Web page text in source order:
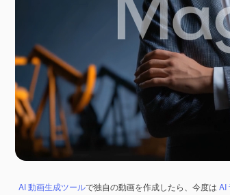
AI 動画生成ツールで独自の動画を作成したら、今度は AI